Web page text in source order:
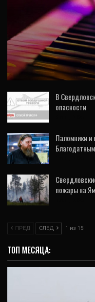
Для гостей
Камышлове
В
опасности
Паломники и
пожары на
ПРЕД СЛЕД 1 из 15
ТОП МЕСЯЦА: